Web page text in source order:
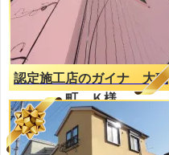
認定施工店のガイナ 大磯
町 Ｋ様